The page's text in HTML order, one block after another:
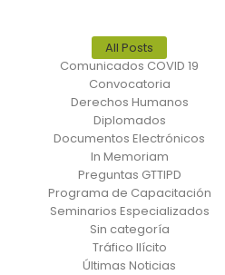
All Posts
Comunicados COVID 19
Convocatoria
Derechos Humanos
Diplomados
Documentos Electrónicos
In Memoriam
Preguntas GTTIPD
Programa de Capacitación
Seminarios Especializados
Sin categoría
Tráfico Ilícito
Últimas Noticias